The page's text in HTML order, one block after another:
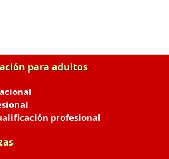
para adultos
profesional